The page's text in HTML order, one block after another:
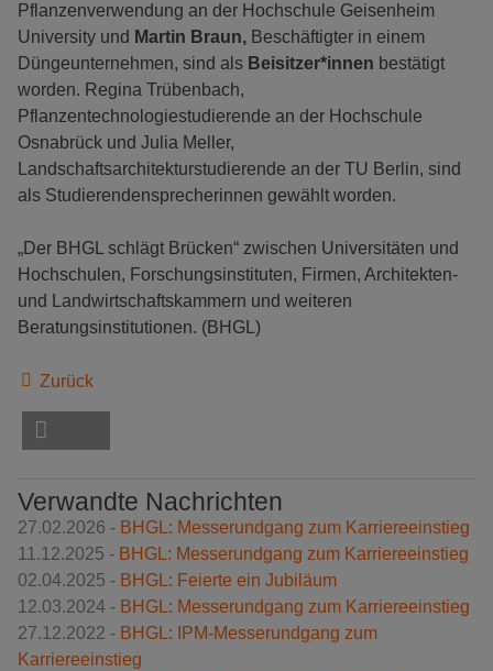
Pflanzenverwendung an der Hochschule Geisenheim
University und Martin Braun, Beschäftigter in einem
Düngeunternehmen, sind als Beisitzer*innen bestätigt
worden. Regina Trübenbach,
Pflanzentechnologiestudierende an der Hochschule
Osnabrück und Julia Meller,
Landschaftsarchitekturstudierende an der TU Berlin, sind
als Studierendensprecherinnen gewählt worden.
„Der BHGL schlägt Brücken“ zwischen Universitäten und
Hochschulen, Forschungsinstituten, Firmen, Architekten-
und Landwirtschaftskammern und weiteren
Beratungsinstitutionen. (BHGL)
Zurück
Verwandte Nachrichten
27.02.2026 - BHGL: Messerundgang zum Karriereeinstieg
11.12.2025 - BHGL: Messerundgang zum Karriereeinstieg
02.04.2025 - BHGL: Feierte ein Jubiläum
12.03.2024 - BHGL: Messerundgang zum Karriereeinstieg
27.12.2022 - BHGL: IPM-Messerundgang zum
Karriereeinstieg